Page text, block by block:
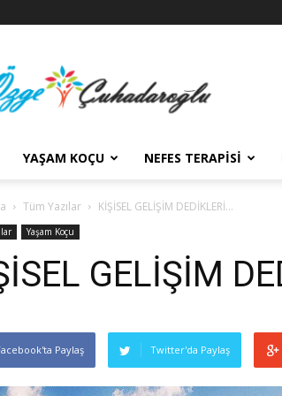
YAŞAM KOÇU NEFES TERAPISI
Tüm Yazılar KİŞİSEL GELİŞİM DEDİKLERİ…
Yaşam Koçu
GELİŞİM
Paylaş Twitter'da Paylaş